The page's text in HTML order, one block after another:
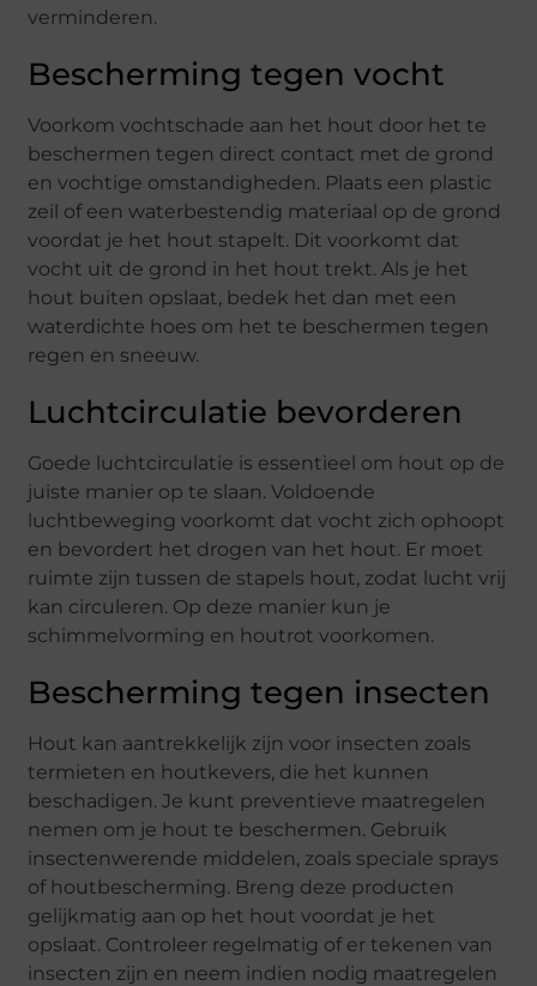
verminderen.
Bescherming tegen vocht
Voorkom vochtschade aan het hout door het te
beschermen tegen direct contact met de grond
en vochtige omstandigheden. Plaats een plastic
zeil of een waterbestendig materiaal op de grond
voordat je het hout stapelt. Dit voorkomt dat
vocht uit de grond in het hout trekt. Als je het
hout buiten opslaat, bedek het dan met een
waterdichte hoes om het te beschermen tegen
regen en sneeuw.
Luchtcirculatie bevorderen
Goede luchtcirculatie is essentieel om hout op de
juiste manier op te slaan. Voldoende
luchtbeweging voorkomt dat vocht zich ophoopt
en bevordert het drogen van het hout. Er moet
ruimte zijn tussen de stapels hout, zodat lucht vrij
kan circuleren. Op deze manier kun je
schimmelvorming en houtrot voorkomen.
Bescherming tegen insecten
Hout kan aantrekkelijk zijn voor insecten zoals
termieten en houtkevers, die het kunnen
beschadigen. Je kunt preventieve maatregelen
nemen om je hout te beschermen. Gebruik
insectenwerende middelen, zoals speciale sprays
of houtbescherming. Breng deze producten
gelijkmatig aan op het hout voordat je het
opslaat. Controleer regelmatig of er tekenen van
insecten zijn en neem indien nodig maatregelen